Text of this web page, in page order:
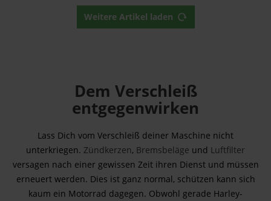
Weitere Artikel laden
Dem Verschleiß
entgegenwirken
Lass Dich vom Verschleiß deiner Maschine nicht
unterkriegen. Zündkerzen, Bremsbeläge und Luftfilter
versagen nach einer gewissen Zeit ihren Dienst und müssen
erneuert werden. Dies ist ganz normal, schützen kann sich
kaum ein Motorrad dagegen. Obwohl gerade Harley-